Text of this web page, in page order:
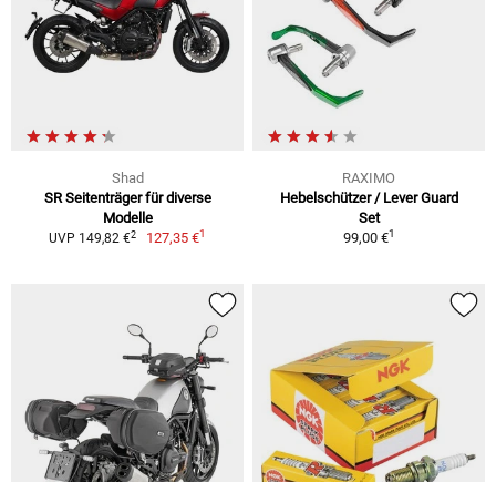
Shad
SR Seitenträger für diverse
Modelle
UVP 149,82 €2 127,35 €1
RAXIMO
Hebelschützer / Lever Guard
Set
99,00 €1